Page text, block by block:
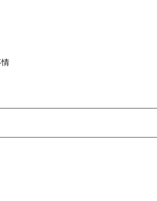
情